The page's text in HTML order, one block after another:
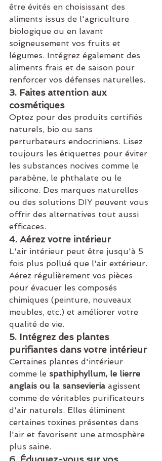
être évités en choisissant des
aliments issus de l'agriculture
biologique ou en lavant
soigneusement vos fruits et
légumes. Intégrez également des
aliments frais et de saison pour
renforcer vos défenses naturelles.
3. Faites attention aux
cosmétiques
Optez pour des produits certifiés
naturels, bio ou sans
perturbateurs endocriniens. Lisez
toujours les étiquettes pour éviter
les substances nocives comme le
parabène, le phthalate ou le
silicone. Des marques naturelles
ou des solutions DIY peuvent vous
offrir des alternatives tout aussi
efficaces.
4. Aérez votre intérieur
L'air intérieur peut être jusqu'à 5
fois plus pollué que l'air extérieur.
Aérez régulièrement vos pièces
pour évacuer les composés
chimiques (peinture, nouveaux
meubles, etc.) et améliorer votre
qualité de vie.
5. Intégrez des plantes
purifiantes dans votre intérieur
Certaines plantes d'intérieur
comme le spathiphyllum, le lierre
anglais ou la sansevieria agissent
comme de véritables purificateurs
d'air naturels. Elles éliminent
certaines toxines présentes dans
l'air et favorisent une atmosphère
plus saine.